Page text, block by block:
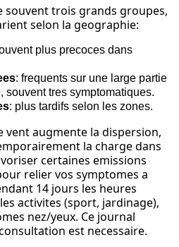
souvent trois grands groupes,
selon la geographie:
plus precoces dans
: frequents sur une large partie
souvent tres symptomatiques.
: plus tardifs selon les zones.
vent augmente la dispersion,
la charge dans
certaines emissions
relier vos symptomes a
14 jours les heures
activites (sport, jardinage),
nez/yeux. Ce journal
est necessaire.